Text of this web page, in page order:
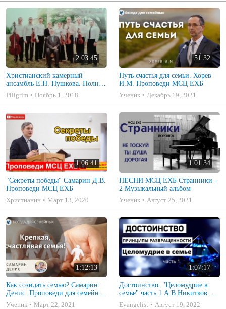
2:03:45
Христианский камерный
ансамбль Е.Н. Пушкова. Полное
собрание
Piligrim Ноябрь 1, 2018
51:32
Путь счастья для семьи. Хорев
И.М. Проповеди МСЦ ЕХБ
Ученик
Декабрь 19, 2021
1:06:41
"Секреты победы" Самарин Д.В.
Проповеди МСЦ ЕХБ
Христианин
Март 13, 2020
1:01:34
ПЕСНИ МСЦ ЕХБ Странники -
2 Музыкальный альбом
Ученик
Август 25, 2021
1:12:13
Как созидать семью? Самарин
Денис. Проповеди для семейных
МСЦ ЕХБ
Ученик Март 22, 2021
1:07:17
Достоинство. "Целомудрие в
семье" часть 1 А.В.Никитков
Беседа для семейных МСЦ ЕХБ
Evangelist Август 19, 2022